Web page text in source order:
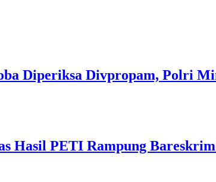
Diperiksa Divpropam, Polri
Hasil PETI Rampung